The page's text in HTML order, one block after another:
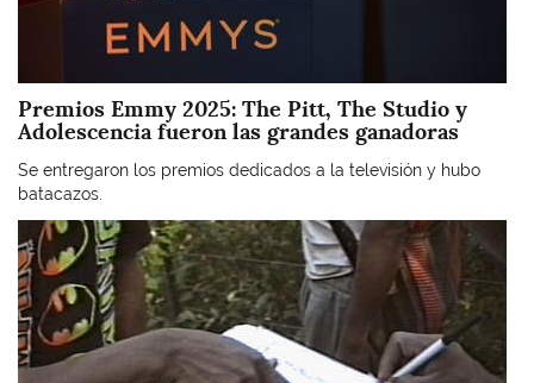
Premios Emmy 2025: The Pitt, The Studio y
Adolescencia fueron las grandes ganadoras
Se entregaron los premios dedicados a la televisión y hubo
batacazos.
Imagen